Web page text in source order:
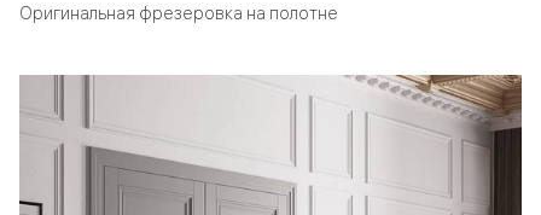
Оригинальная фрезеровка на полотне